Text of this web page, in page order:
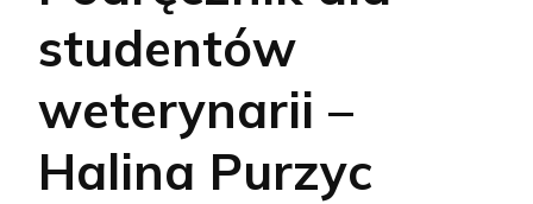
studentów
weterynarii –
Halina Purzyc